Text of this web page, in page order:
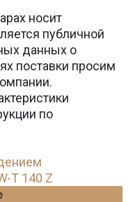
носит
публичной
данных о
поставки просим
по
T 140 Z